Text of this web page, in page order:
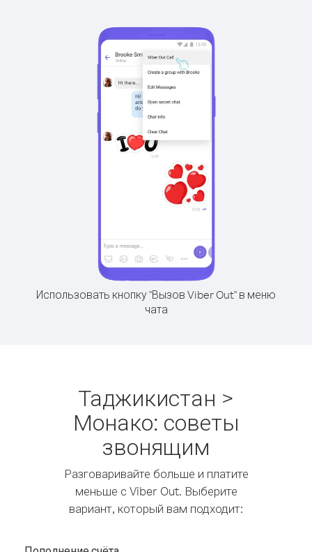
Использовать кнопку "Вызов Viber Out" в меню
чата
Таджикистан >
Монако: советы
звонящим
Разговаривайте больше и платите
меньше с Viber Out. Выберите
вариант, который вам подходит: